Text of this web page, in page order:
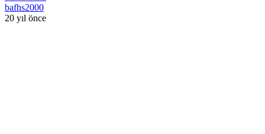
bafhs2000
20 yıl önce